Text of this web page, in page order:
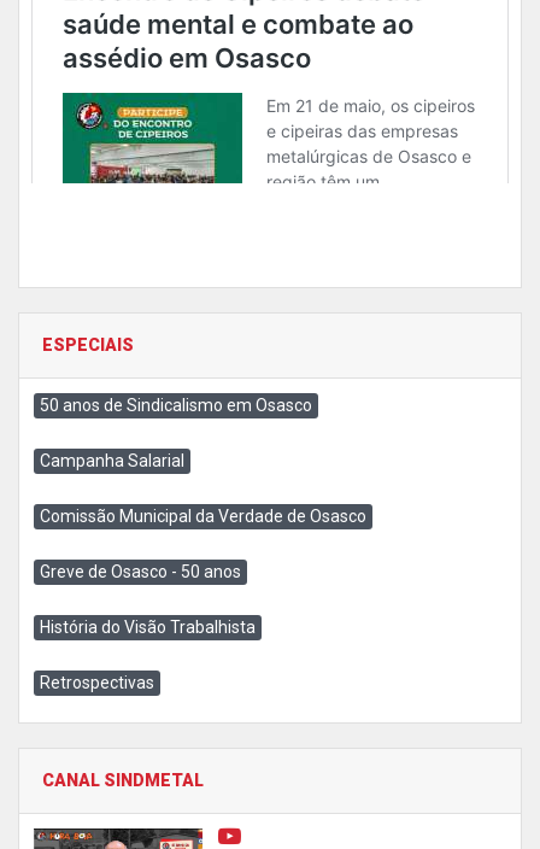
ESPECIAIS
50 anos de Sindicalismo em Osasco
Campanha Salarial
Comissão Municipal da Verdade de Osasco
Greve de Osasco - 50 anos
História do Visão Trabalhista
Retrospectivas
CANAL SINDMETAL